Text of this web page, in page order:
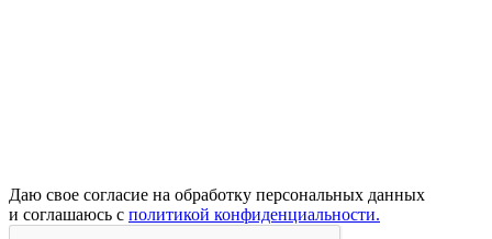
Даю свое согласие на обработку персональных данных
и соглашаюсь с политикой конфиденциальности.